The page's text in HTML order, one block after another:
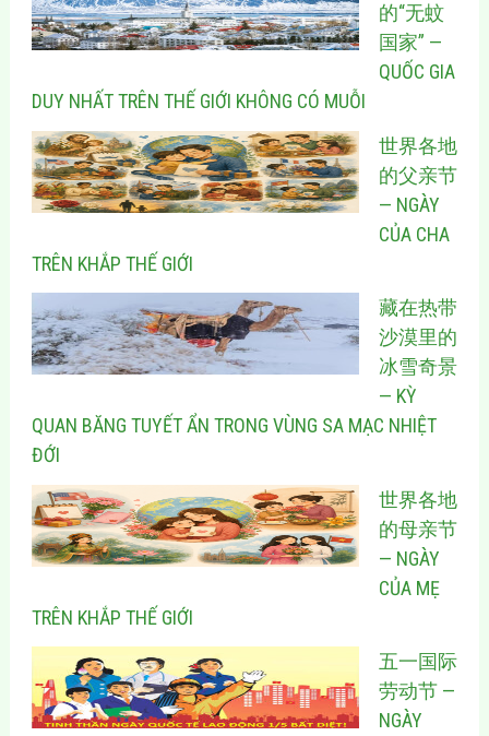
的“无蚊
国家” —
QUỐC GIA
DUY NHẤT TRÊN THẾ GIỚI KHÔNG CÓ MUỖI
世界各地
的父亲节
— NGÀY
CỦA CHA
TRÊN KHẮP THẾ GIỚI
藏在热带
沙漠里的
冰雪奇景
— KỲ
QUAN BĂNG TUYẾT ẨN TRONG VÙNG SA MẠC NHIỆT
ĐỚI
世界各地
的母亲节
— NGÀY
CỦA MẸ
TRÊN KHẮP THẾ GIỚI
五一国际
劳动节 —
NGÀY